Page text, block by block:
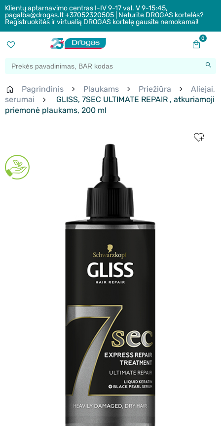
Klientų aptarnavimo centras I-IV 9-17 val. V 9-15:45,
pagalba@drogas.lt +37052320505 | Neturite DROGAS kortelės?
Registruokitės ir virtualią DROGAS kortelę gausite nemokamai!
0
Pagrindinis Plaukams Priežiūra
Aliejai,
serumai
GLISS, 7SEC ULTIMATE REPAIR , atkuriamoji
priemonė plaukams, 200 ml